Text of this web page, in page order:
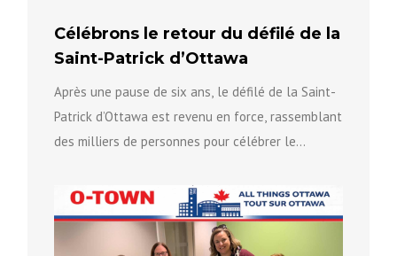
Célébrons le retour du défilé de la
Saint-Patrick d’Ottawa
Après une pause de six ans, le défilé de la Saint-
Patrick d’Ottawa est revenu en force, rassemblant
des milliers de personnes pour célébrer le